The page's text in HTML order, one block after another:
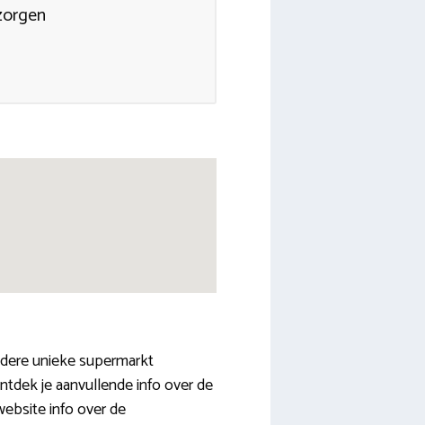
unieke supermarkt
je aanvullende info over de
info over de